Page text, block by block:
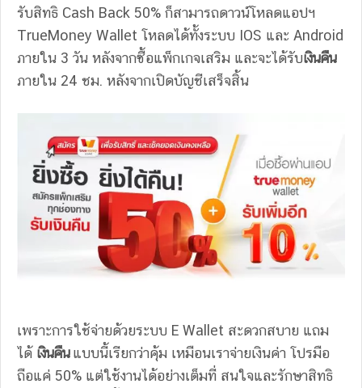
รับสิทธิ Cash Back 50% ก็สามารถดาวน์โหลดแอปฯ
TrueMoney Wallet โหลดได้ทั้งระบบ IOS และ Android
ภายใน 3 วัน หลังจากซื้อแพ็กเกจเสริม และจะได้รับเงินคืน
ภายใน 24 ชม. หลังจากเปิดบัญชีเสร็จสิ้น
เพราะการใช้จ่ายด้วยระบบ E Wallet สะดวกสบาย แถม
ได้ เงินคืนแบบนี้เรียกว่าคุ้ม เหมือนเราจ่ายเงินค่า โปรมือ
ถือแค่ 50% แต่ใช้งานได้อย่างเต็มที่ สนใจและรักษาสิทธิ